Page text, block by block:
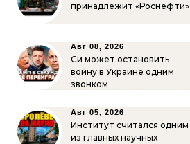
принадлежит «Роснефти»
Авг 08, 2026
Си может остановить
войну в Украине одним
звонком
Авг 05, 2026
Институт считался одним
из главных научных